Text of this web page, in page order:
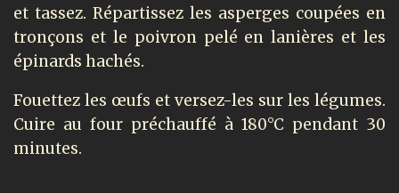
et tassez. Répartissez les asperges coupées en
tronçons et le poivron pelé en lanières et les
épinards hachés.
Fouettez les œufs et versez-les sur les légumes.
Cuire au four préchauffé à 180°C pendant 30
minutes.